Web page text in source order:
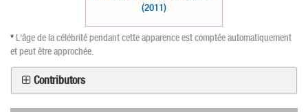
(2011)
*L'âge de la célébrité pendant cette apparence est comptée automatiquement
et peut être approchée.
Contributors